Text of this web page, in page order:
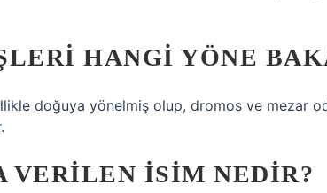
HANGI YÖNE
doğuya yönelmiş olup, dromos ve mezar
VERILEN ISIM NEDIR?